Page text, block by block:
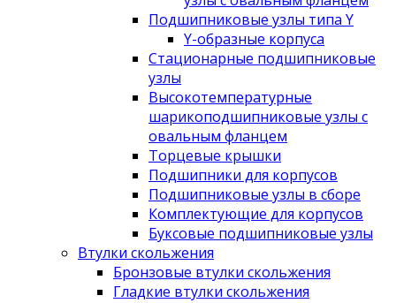
Подшипниковые узлы типа Y
Y-образные корпуса
Стационарные подшипниковые
узлы
Высокотемпературные
шарикоподшипниковые узлы с
овальным фланцем
Торцевые крышки
Подшипники для корпусов
Подшипниковые узлы в сборе
Комплектующие для корпусов
Буксовые подшипниковые узлы
Втулки скольжения
Бронзовые втулки скольжения
Гладкие втулки скольжения